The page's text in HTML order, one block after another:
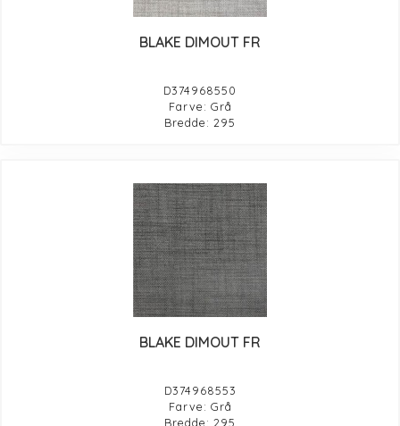
BLAKE DIMOUT FR
D374968550
Farve: Grå
Bredde: 295
BLAKE DIMOUT FR
D374968553
Farve: Grå
Bredde: 295